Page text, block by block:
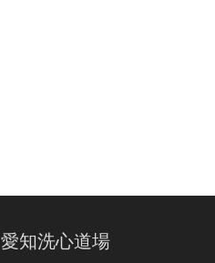
愛知洗心道場